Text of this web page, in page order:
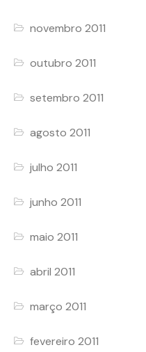
novembro 2011
outubro 2011
setembro 2011
agosto 2011
julho 2011
junho 2011
maio 2011
abril 2011
março 2011
fevereiro 2011